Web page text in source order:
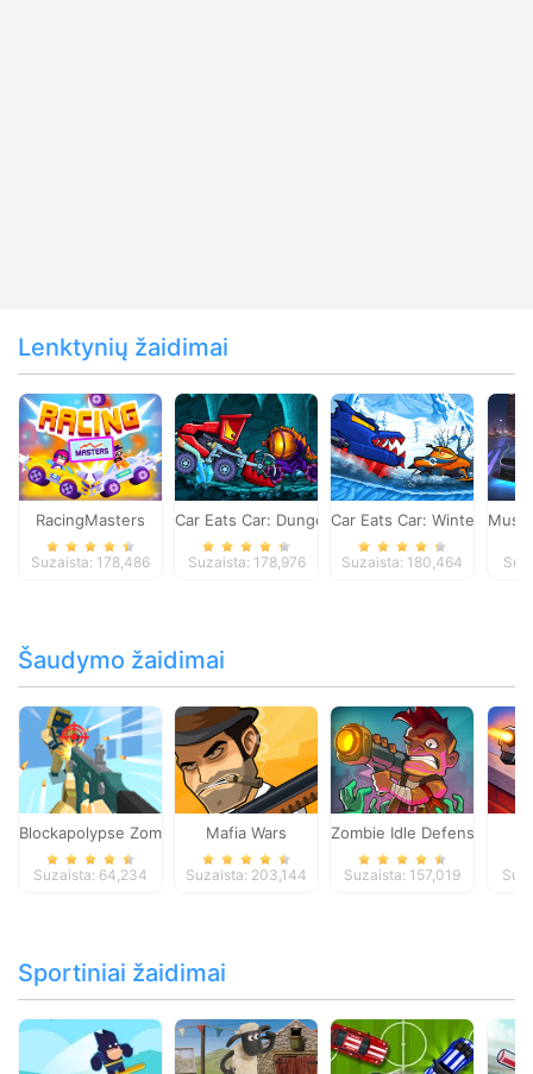
Lenktynių žaidimai
RacingMasters
Suzaista: 178,486
Car Eats Car: Dungeon Adventure
Suzaista: 178,976
Car Eats Car: Winter
Suzaista: 180,464
Šaudymo žaidimai
Blockapolypse Zombie Shooter
Suzaista: 64,234
Mafia Wars
Suzaista: 203,144
Zombie Idle Defense
Suzaista: 157,019
Sportiniai žaidimai